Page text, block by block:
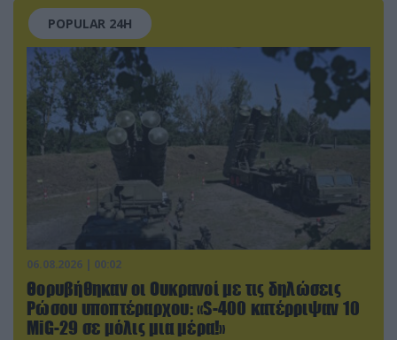
POPULAR 24H
06.08.2026 | 00:02
Θορυβήθηκαν οι Ουκρανοί με τις δηλώσεις
Ρώσου υποπτέραρχου: «S-400 κατέρριψαν 10
MiG-29 σε μόλις μια μέρα!»